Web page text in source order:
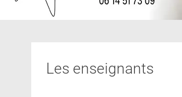
Les enseignants